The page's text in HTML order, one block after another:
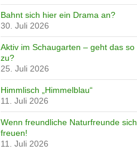
Bahnt sich hier ein Drama an?
30. Juli 2026
Aktiv im Schaugarten – geht das so
zu?
25. Juli 2026
Himmlisch „Himmelblau“
11. Juli 2026
Wenn freundliche Naturfreunde sich
freuen!
11. Juli 2026